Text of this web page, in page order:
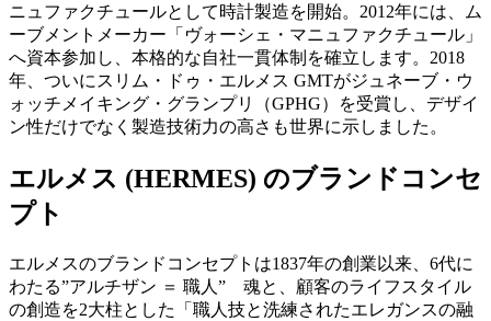
ニュファクチュールとして時計製造を開始。2012年には、ム
ーブメントメーカー「ヴォーシェ・マニュファクチュール」
へ資本参加し、本格的な自社一貫体制を確立します。2018
年、ついにスリム・ドゥ・エルメス GMTがジュネーブ・ウ
ォッチメイキング・グランプリ（GPHG）を受賞し、デザイ
ン性だけでなく製造技術力の高さも世界に示しました。
エルメス (HERMES) のブランドコンセ
プト
エルメスのブランドコンセプトは1837年の創業以来、6代に
わたる”アルチザン ＝ 職人” 魂と、顧客のライフスタイル
の創造を2大柱とした「職人技と洗練されたエレガンスの融